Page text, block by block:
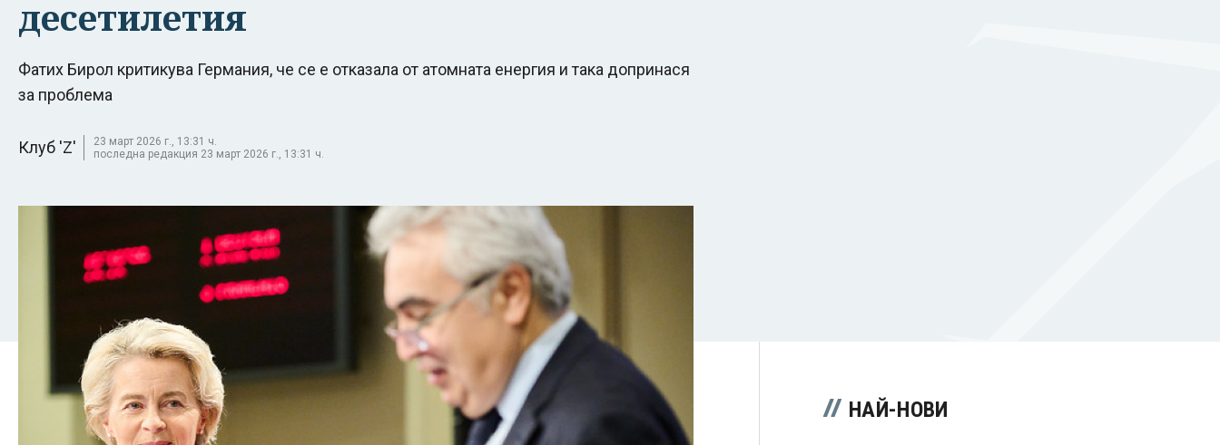
десетилетия
Фатих Бирол критикува Германия, че се е отказала от атомната енергия и така допринася
за проблема
Клуб 'Z'
23 март 2026 г., 13:31 ч.
последна редакция 23 март 2026 г., 13:31 ч.
НАЙ-НОВИ